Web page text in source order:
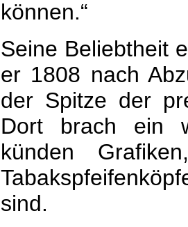
können.“
Seine Beliebtheit
er 1808 nach
der Spitze der
Dort brach ein
künden
sind.